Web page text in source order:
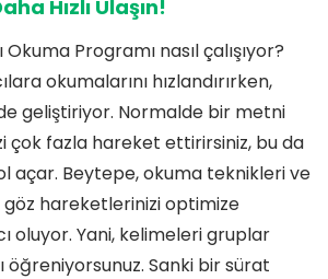
Hızlı Ulaşın!
Okuma Programı nasıl çalışıyor?
okumalarını hızlandırırken,
geliştiriyor. Normalde bir metni
çok fazla hareket ettirirsiniz, bu da
açar. Beytepe, okuma teknikleri ve
hareketlerinizi optimize
oluyor. Yani, kelimeleri gruplar
öğreniyorsunuz. Sanki bir sürat